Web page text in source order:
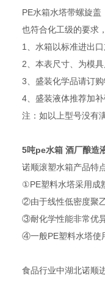
PE水箱水塔带螺旋
也符合化工级的要求
1、水箱以标准进出
2、本表尺寸、为模
3、盛装化学品请订
4、盛装液体推荐加
注：如以上型号没有
5吨pe水箱 酒厂酿造
诺顺滚塑水箱产品特
①PE塑料水塔采用成
②由于线性低密度聚
③耐化学性能非常优
④一般PE塑料水塔使
食品行业中湖北诺顺